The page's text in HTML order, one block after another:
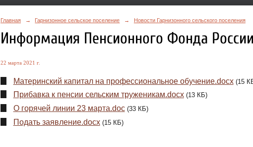
Главная → Гарнизонное сельское поселение → Новости Гарнизонного сельского поселения
Информация Пенсионного Фонда
22 марта 2021 г.
Материнский капитал на профессиональное обучение.docx (15
Прибавка к пенсии сельским труженикам.docx (13 КБ)
О горячей линии 23 марта.doc (33 КБ)
Подать заявление.docx (15 КБ)